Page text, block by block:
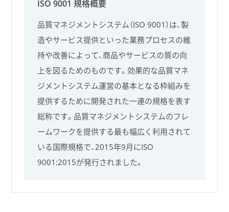
ISO 9001 規格概要
品質マネジメントシステム（ISO 9001）は、製
造やサービス提供といった業務プロセスの維
持や改善によって、商品やサービスの質の向
上を図るためのものです。効果的な品質マネ
ジメントシステム運営の基本となる枠組みを
提供するために開発された一連の規格を表す
総称です。品質マネジメントシステムのフレ
ームワークを提供する最も幅広く利用されて
いる国際規格で、2015年9月にISO
9001:2015が発行されました。